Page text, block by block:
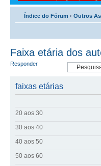
Índice do Fórum ‹ Outros
Faixa etária dos
Responder
faixas etárias
20 aos 30
30 aos 40
40 aos 50
50 aos 60